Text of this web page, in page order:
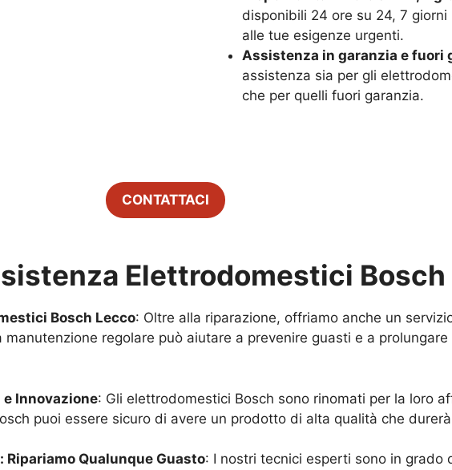
disponibili 24 ore su 24, 7
alle tue esigenze urgenti.
Assistenza in garanzia e fuori
assistenza sia per gli
che per quelli fuori garanzia.
CONTATTACI
Elettrodomestici Bosch
Bosch Lecco: Oltre alla riparazione, offriamo anche un
regolare può aiutare a prevenire guasti e a
Innovazione: Gli elettrodomestici Bosch sono rinomati per la loro
puoi essere sicuro di avere un prodotto di alta qualità che
: Ripariamo Qualunque Guasto: I nostri tecnici esperti sono in grado